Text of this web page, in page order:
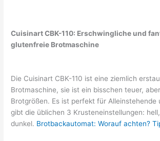
Cuisinart CBK-110: Erschwingliche und
glutenfreie Brotmaschine
Die Cuisinart CBK-110 ist eine ziemlich
Brotmaschine, sie ist ein bisschen teuer,
Brotgrößen. Es ist perfekt für Alleinstehende
gibt die üblichen 3 Krusteneinstellungen:
dunkel. Brotbackautomat: Worauf achten?